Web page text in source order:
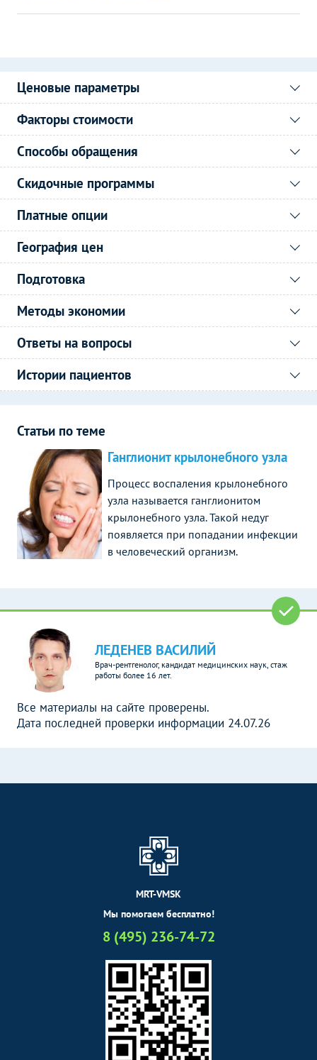
Ценовые параметры
Факторы стоимости
Способы обращения
Скидочные программы
Платные опции
География цен
Подготовка
Методы экономии
Ответы на вопросы
Истории пациентов
Статьи по теме
Ганглионит крылонебного узла
Процесс воспаления крылонебного
узла называется ганглионитом
крылонебного узла. Такой недуг
появляется при попадании инфекции
в человеческий организм.
ЛЕДЕНЕВ ВАСИЛИЙ
Врач-рентгенолог, кандидат медицинских наук, стаж
работы более 16 лет.
Все материалы на сайте проверены.
Дата последней проверки информации 24.07.26
MRT-VMSK
Мы помогаем бесплатно!
8 (495) 236-74-72